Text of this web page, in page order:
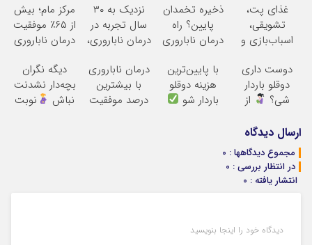
غذای پت،
تشویقی،
اسباب‌بازی و
با تخفیف تهیه
کنید
ذخیره تخمدان
پایین؟ راه
درمان ناباروری
است
نزدیک به ۳۰
سال تجربه در
درمان ناباروری،
فوق‌تخصصی
مام
مرکز مام؛ بیش
از ۶۵٪ موفقیت
درمان ناباروری
دوست داری
دوقلو باردار
شی؟
از
بگیر
با پایین‌ترین
هزینه دوقلو
باردار شو
درمان ناباروری
با بیشترین
درصد موفقیت
دیگه نگران
بچه‌دار نشدنت
نباش
نوبت
ارسال دیدگاه
مجموع دیدگاهها : 0
در انتظار بررسی : 0
انتشار یافته : 0
دیدگاه خود را اینجا بنویسید